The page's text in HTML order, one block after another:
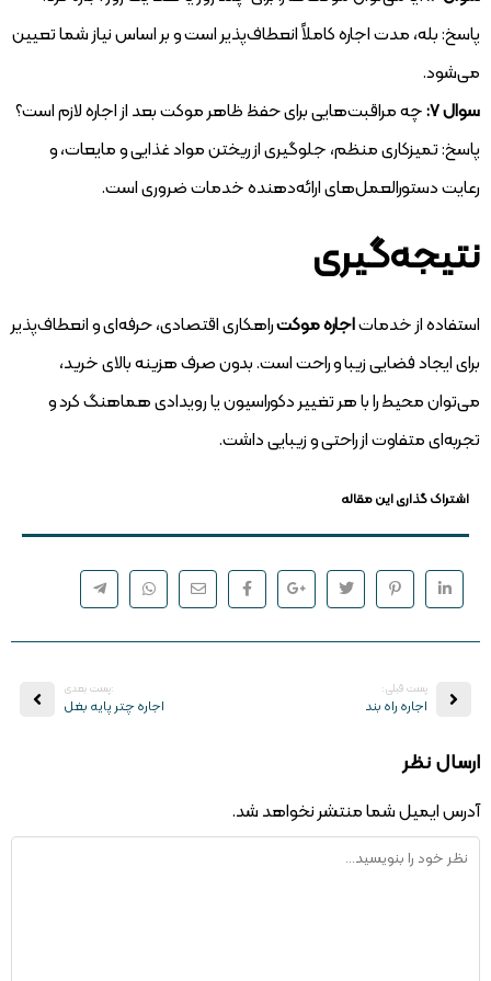
پاسخ: بله، مدت اجاره کاملاً انعطاف‌پذیر است و بر اساس نیاز شما تعیین
می‌شود.
سوال ۷:
چه مراقبت‌هایی برای حفظ ظاهر موکت بعد از اجاره لازم است؟
پاسخ: تمیزکاری منظم، جلوگیری از ریختن مواد غذایی و مایعات، و
رعایت دستورالعمل‌های ارائه‌دهنده خدمات ضروری است.
نتیجه‌گیری
استفاده از خدماتاجاره موکتراهکاری اقتصادی، حرفه‌ای و انعطاف‌پذیر
برای ایجاد فضایی زیبا و راحت است. بدون صرف هزینه بالای خرید،
می‌توان محیط را با هر تغییر دکوراسیون یا رویدادی هماهنگ کرد و
تجربه‌ای متفاوت از راحتی و زیبایی داشت.
اشتراک گذاری این مقاله
پست قبلی:
اجاره راه بند
:پست بعدی
اجاره چتر پایه بغل
ارسال نظر
آدرس ایمیل شما منتشر نخواهد شد.